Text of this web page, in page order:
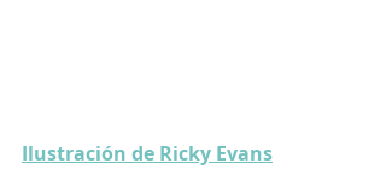
Ilustración de Ricky Evans